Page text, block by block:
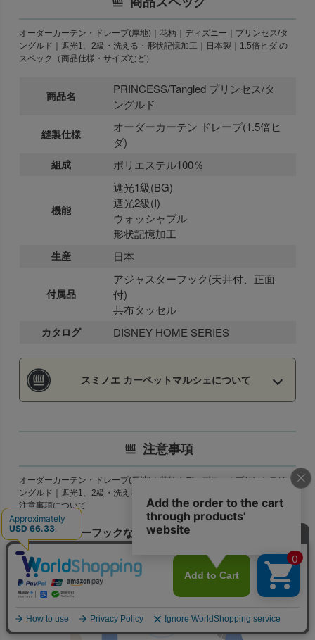
オーダーカーテン・ドレープ(厚地)｜花柄｜ディズニー｜プリンセス/タ
ングルド｜遮光1、2級・洗える・形状記憶加工｜日本製｜1.5倍ヒダ の
スペック（商品仕様・サイズなど）
商品名
PRINCESS/Tangled プリンセス/タ
ングルド
縫製仕様
オーダーカーテン ドレープ(1.5倍ヒ
ダ)
組成 ポリエステル100％
機能
遮光1級(BG)
遮光2級(I)
ウォッシャブル
形状記憶加工
生産 日本
付属品
アジャスターフック(天井付、正面
付)
共布タッセル
カタログ DISNEY HOME SERIES
スミノエ カーペットマルシェについて
注意事項
オーダーカーテン・ドレープ(厚地)｜花柄｜ディズニー｜プリンセス/タ
ングルド｜遮光1、2級・洗える・形状記憶加工｜日本製｜1.5倍ヒダ の
注意事項について
※ アジャスターフックなので+1ｃｍから-3ｃｍの丈調整が
可能です。